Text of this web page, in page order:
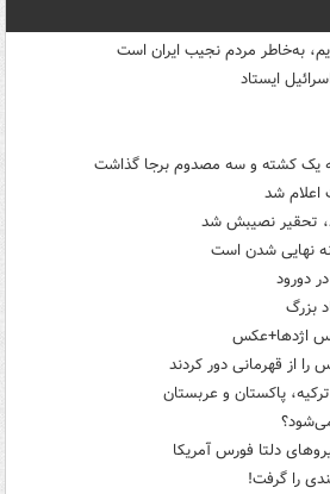
به‌خاطر مردم نجیب ایران است
ایستاد
اعلام شد
تحقیر نصیبش شد
نهایی شدن است
دورود
اژدها+عکس
را از قهرمانی دور کردند
پاکستان و عربستان
دلتا فورس آمریکا
را گرفت!